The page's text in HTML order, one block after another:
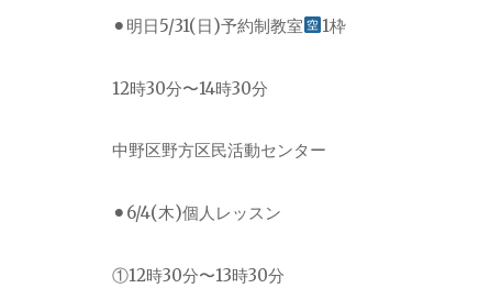
⚫︎明日5/31(日)予約制教室 1枠
12時30分〜14時30分
中野区野方区民活動センター
⚫︎6/4(木)個人レッスン
①12時30分〜13時30分